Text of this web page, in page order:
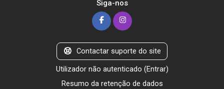
Siga-nos
Contactar suporte do site
Utilizador não autenticado (Entrar)
Resumo da retenção de dados